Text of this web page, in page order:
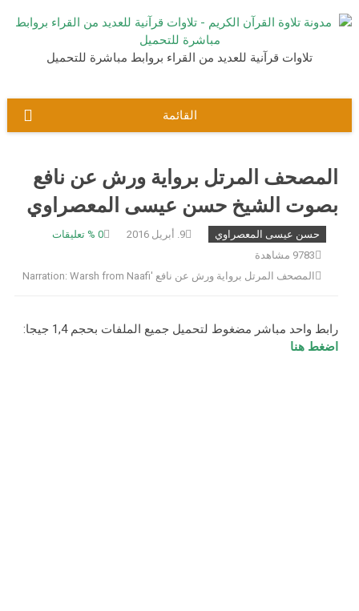
إلى
تلاوات قرآنية للعديد من القراء بروابط مباشرة للتحميل
القائمة
المصحف المرتل برواية ورش عن نافع
بصوت الشيخ حسن عيسى المعصراوي
حسن عيسى المعصراوي 9. أبريل 2016 0 % تعليقات
9783 مشاهدة
المصحف المرتل برواية ورش عن نافع 'Narration: Warsh from Naafi
رابط واحد مباشر مضغوط لتحميل جميع الملفات بحجم 1,4 جيجا:
اضغط هنا